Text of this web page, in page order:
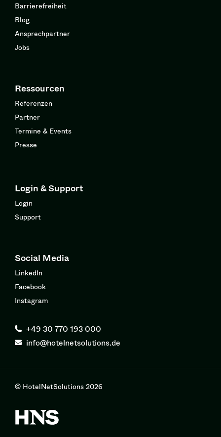
Barrierefreiheit
Blog
Ansprechpartner
Jobs
Ressourcen
Referenzen
Partner
Termine & Events
Presse
Login & Support
Login
Support
Social Media
LinkedIn
Facebook
Instagram
+49 30 770 193 000
info@hotelnetsolutions.de
© HotelNetSolutions 2026